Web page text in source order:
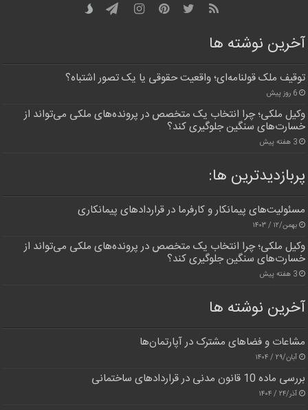
آخرین نوشته ها
توقیف ملک قولنامه‌ای؛ واقعیت حقوقی یا یک تصور اشتباه؟
6 روز پیش
وکیل ملکی؛ چرا انتخاب یک متخصص در پرونده‌های ملکی می‌تواند از
خسارت‌های سنگین جلوگیری کند؟
3 هفته پیش
پربازدیدترین‌ ها:
مسئولیت‌های پیمانکار و کارفرما در قراردادهای پیمانکاری
بهمن/۱۲ / ۱۴۰۳
وکیل ملکی؛ چرا انتخاب یک متخصص در پرونده‌های ملکی می‌تواند از
خسارت‌های سنگین جلوگیری کند؟
3 هفته پیش
آخرین نوشته ها
مشاعات و فضاهای مشترک در آپارتمان‌ها
آبان/۲۹ / ۱۴۰۴
بررسی ماده 10 قانون مدنی در قراردادهای ساختمانی
آذر/۲۴ / ۱۴۰۴